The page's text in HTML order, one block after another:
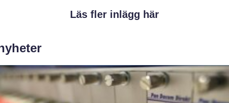
Läs fler inlägg här